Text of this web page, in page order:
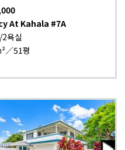
At Kahala #7A
욕실
／51평